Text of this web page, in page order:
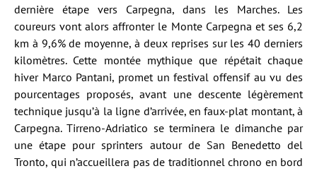
dernière étape vers Carpegna, dans les Marches. Les
coureurs vont alors affronter le Monte Carpegna et ses 6,2
km à 9,6% de moyenne, à deux reprises sur les 40 derniers
kilomètres. Cette montée mythique que répétait chaque
hiver Marco Pantani, promet un festival offensif au vu des
pourcentages proposés, avant une descente légèrement
technique jusqu’à la ligne d’arrivée, en faux-plat montant, à
Carpegna. Tirreno-Adriatico se terminera le dimanche par
une étape pour sprinters autour de San Benedetto del
Tronto, qui n’accueillera pas de traditionnel chrono en bord